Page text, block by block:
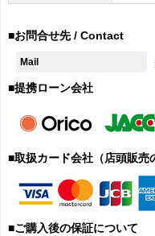
■お問合せ先 / Contact
Mail
■提携ローン会社
■取扱カード会社（店頭販売
■ご購入後の保証について